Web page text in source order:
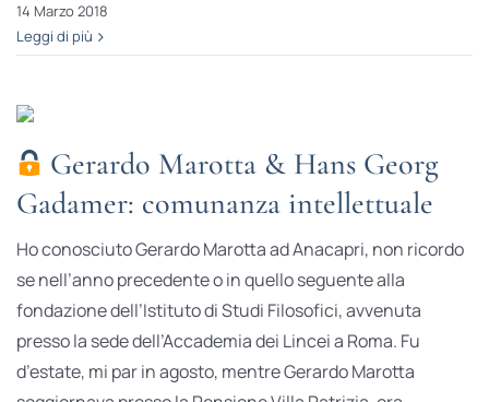
14 Marzo 2018
Leggi di più
Gerardo Marotta & Hans Georg
Gadamer: comunanza intellettuale
Ho conosciuto Gerardo Marotta ad Anacapri, non ricordo
se nell’anno precedente o in quello seguente alla
fondazione dell’Istituto di Studi Filosofici, avvenuta
presso la sede dell’Accademia dei Lincei a Roma. Fu
d’estate, mi par in agosto, mentre Gerardo Marotta